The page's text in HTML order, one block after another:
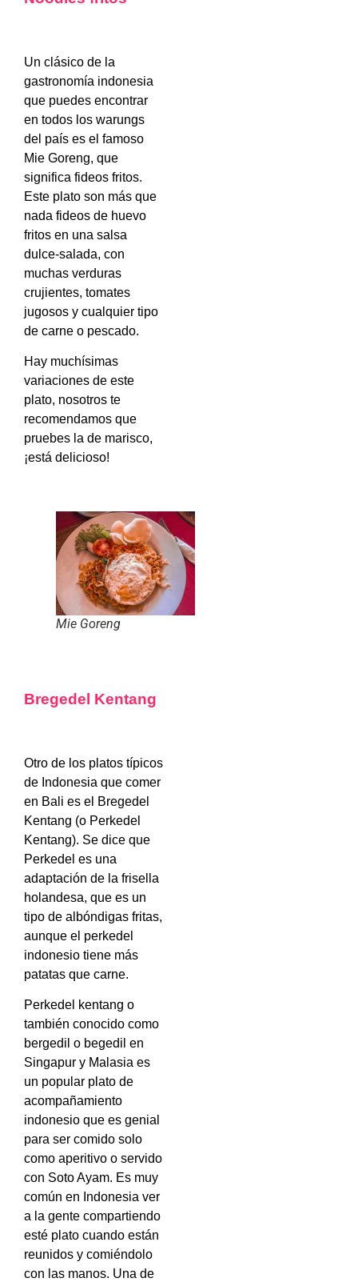
Un clásico de la
gastronomía indonesia
que puedes encontrar
en todos los warungs
del país es el famoso
Mie Goreng, que
significa fideos fritos.
Este plato son más que
nada fideos de huevo
fritos en una salsa
dulce-salada, con
muchas verduras
crujientes, tomates
jugosos y cualquier tipo
de carne o pescado.
Hay muchísimas
variaciones de este
plato, nosotros te
recomendamos que
pruebes la de marisco,
¡está delicioso!
Mie Goreng
Bregedel Kentang
Otro de los platos típicos
de Indonesia que comer
en Bali es el Bregedel
Kentang (o Perkedel
Kentang). Se dice que
Perkedel es una
adaptación de la frisella
holandesa, que es un
tipo de albóndigas fritas,
aunque el perkedel
indonesio tiene más
patatas que carne.
Perkedel kentang o
también conocido como
bergedil o begedil en
Singapur y Malasia es
un popular plato de
acompañamiento
indonesio que es genial
para ser comido solo
como aperitivo o servido
con Soto Ayam. Es muy
común en Indonesia ver
a la gente compartiendo
esté plato cuando están
reunidos y comiéndolo
con las manos. Una de